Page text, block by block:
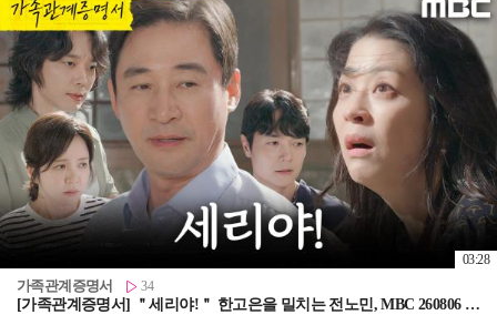
가족관계증명서 34
[가족관계증명서] ＂세리야!＂ 한고은을 밀치는 전노민, MBC 260806 방송
03:28